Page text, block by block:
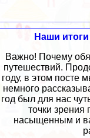
Наши итоги
Важно! Почему
путешествий.
году, в этом посте
немного
год был для нас
точки
насыщенным и